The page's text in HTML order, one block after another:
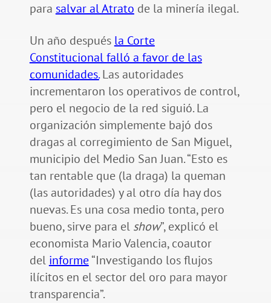
para salvar al Atrato de la minería ilegal.
Un año después la Corte
Constitucional falló a favor de las
comunidades.Las autoridades
incrementaron los operativos de control,
pero el negocio de la red siguió. La
organización simplemente bajó dos
dragas al corregimiento de San Miguel,
municipio del Medio San Juan. “Esto es
tan rentable que (la draga) la queman
(las autoridades) y al otro día hay dos
nuevas. Es una cosa medio tonta, pero
bueno, sirve para el show”, explicó el
economista Mario Valencia, coautor
del informe“Investigando los flujos
ilícitos en el sector del oro para mayor
transparencia”.